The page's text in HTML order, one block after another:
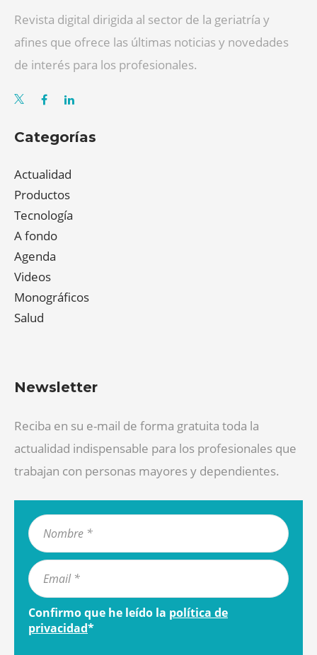
Revista digital dirigida al sector de la geriatría y
afines que ofrece las últimas noticias y novedades
de interés para los profesionales.
Categorías
Actualidad
Productos
Tecnología
A fondo
Agenda
Videos
Monográficos
Salud
Newsletter
Reciba en su e-mail de forma gratuita toda la
actualidad indispensable para los profesionales que
trabajan con personas mayores y dependientes.
Confirmo que he leído la política de
privacidad*